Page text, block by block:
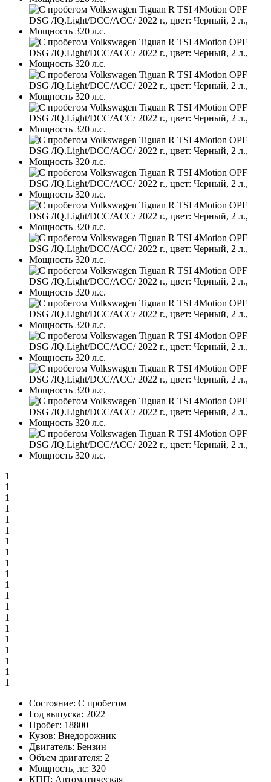
1
1
1
1
1
1
1
1
1
1
1
1
1
1
1
1
1
1
1
1
Состояние: С пробегом
Год выпуска: 2022
Пробег: 18800
Кузов: Внедорожник
Двигатель: Бензин
Объем двигателя: 2
Мощность, лс: 320
КПП: Автоматическая